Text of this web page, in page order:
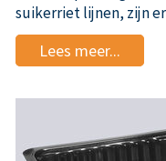
suikerriet lijnen, zijn
Lees meer...